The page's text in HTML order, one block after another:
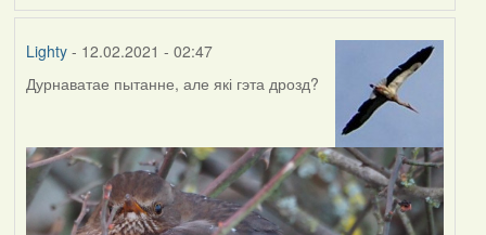
Lighty- 12.02.2021 - 02:47
Дурнаватае пытанне, але які гэта дрозд?